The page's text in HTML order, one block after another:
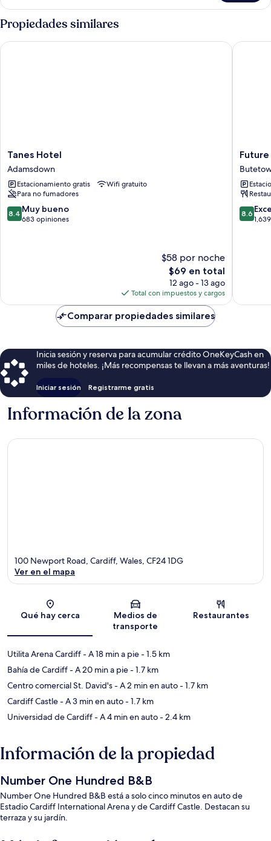
triple
urbana
Propiedades similares
Tanes
Hotel
Adamsdown
Tanes Hotel
Adamsdown
Estacionamiento gratis
Wifi gratuito
Para no fumadores
8.4
de
8.4 Muy bueno
683 opiniones
$58 por noche
El
precio
actual
es
de
$69
$69 en total
12 ago - 13 ago
Total con impuestos y cargos
Tanes Hotel
Future
Inns
Cardiff
Bay
8.6
de
8.6
Future
Comparar propiedades similares
Inicia sesión y reserva para acumular crédito OneKeyCash en
miles de hoteles. ¡Más recompensas te llevan a más aventuras!
Iniciar sesión Registrarme gratis
Información de la zona
Sección del mapa
100 Newport Road, Cardiff, Wales, CF24 1DG
Ver en el mapa
Qué hay cerca
Medios de
transporte
Restaurantes
Utilita Arena Cardiff- A 18 min a pie- 1.5 km
Bahía de Cardiff- A 20 min a pie- 1.7 km
Centro comercial St. David's- A 2 min en auto- 1.7 km
Cardiff Castle- A 3 min en auto- 1.7 km
Universidad de Cardiff- A 4 min en auto- 2.4 km
Información de la propiedad
Number One Hundred B&B
Number One Hundred B&B está a solo cinco minutos en auto de
Estadio Cardiff International Arena y de Cardiff Castle. Destacan su
terraza y su jardín.